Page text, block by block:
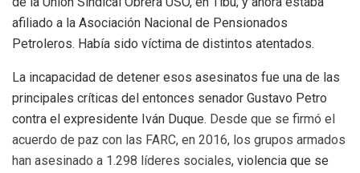
afiliado a la Asociación Nacional de Pensionados
Petroleros. Había sido víctima de distintos atentados.
La incapacidad de detener esos asesinatos fue una de las
principales críticas del entonces senador Gustavo Petro
contra el expresidente Iván Duque. Desde que se firmó el
acuerdo de paz con las FARC, en 2016, los grupos armados
han asesinado a 1.298 líderes sociales, violencia que se